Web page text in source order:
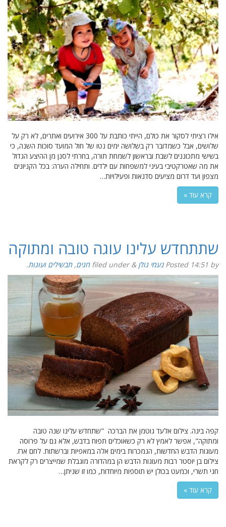
אילו רציתי לסקור את כולם, הייתי כותבת על 300 אירועים ואתרים, לא רק על
שלושים, אבל כשמדובר רק בשלושה ימים נטו של חול המועד סוכות השנה, כי
בשישי מתכוננים לשבת ובראשון לשמחת תורה, בחרתי לסנן מן ההיצע הגדול
את מה שאטרקטיבי בעיני למשפחות עם ילדים. ותחילה הערה: בכל הקניונים
מצפון ועד דרום מציעים סדנאות ופעילויות…
קרא עוד »
שתתחדש עלינו עוגה טובה ומתוקה
Posted 14:51 by נעמי גולן &
filed under חגים,תבשילים ועוגות.
קפה ביגה. צילום אלעד גוטמן את הברכה "שתחדש עלינו שנה טובה
ומתוקה", אפשר לאמץ לא רק כשאוכלים תפוח בדבש, אלא גם על פרוסה
מעוגות הדבש החדשות, הנמכרות בימים אלה במאפיות וברשתות. לחם ארז.
צילום בן יוסטר רבות מעוגות הדבש הן במהדורה מוגבלת שמייצרים רק לקראת
חגי תשרי, וכמעט בכולן יש תוספות מיוחדות, כמו זו שניתן…
קרא עוד »